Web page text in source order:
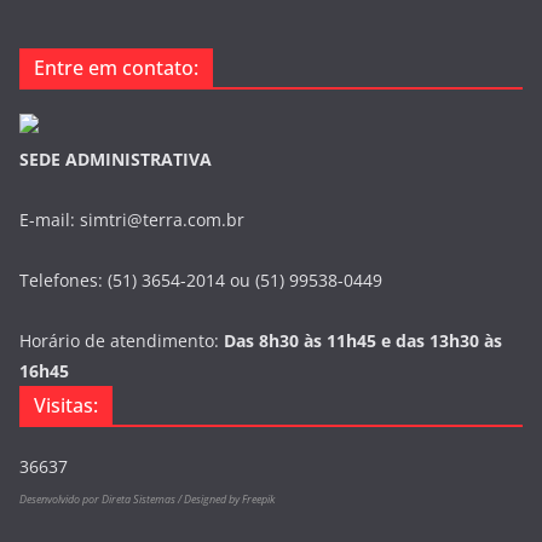
Entre em contato:
SEDE ADMINISTRATIVA
E-mail: simtri@terra.com.br
Telefones: (51) 3654-2014 ou (51) 99538-0449
Horário de atendimento: Das 8h30 às 11h45 e das 13h30 às
16h45
Visitas:
36637
Desenvolvido por Direta Sistemas /Designed by Freepik